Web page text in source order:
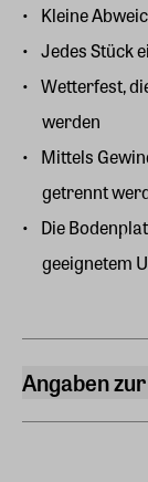
Kleine
Jedes Stück
Wetterfest,
werden
Mittels
getrennt
Die
geeignetem
Angaben